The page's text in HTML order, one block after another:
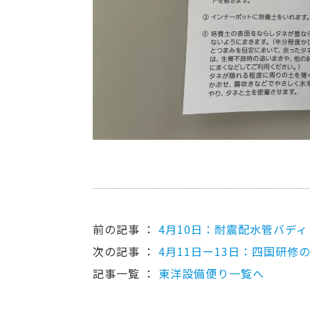
前の記事 ：4月10日：耐震配水管バディ
次の記事 ：4月11日ー13日：四国研修
記事一覧 ： 東洋設備便り一覧へ